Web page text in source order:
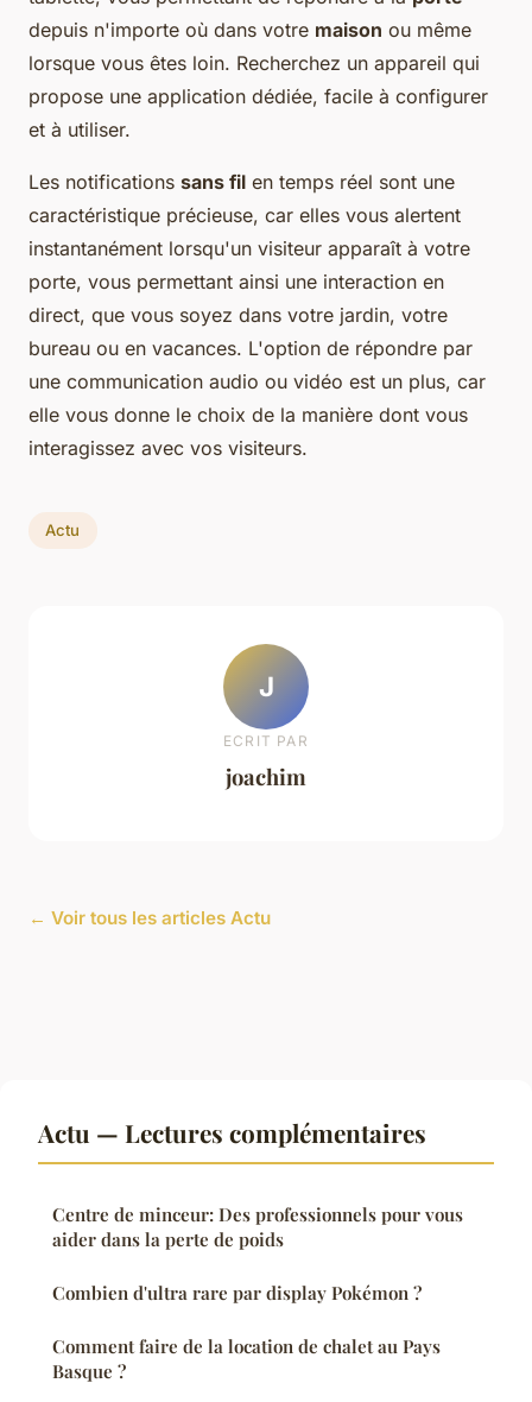
depuis n'importe où dans votre maison ou même
lorsque vous êtes loin. Recherchez un appareil qui
propose une application dédiée, facile à configurer
et à utiliser.
Les notifications sans fil en temps réel sont une
caractéristique précieuse, car elles vous alertent
instantanément lorsqu'un visiteur apparaît à votre
porte, vous permettant ainsi une interaction en
direct, que vous soyez dans votre jardin, votre
bureau ou en vacances. L'option de répondre par
une communication audio ou vidéo est un plus, car
elle vous donne le choix de la manière dont vous
interagissez avec vos visiteurs.
Actu
J
ECRIT PAR
joachim
← Voir tous les articles Actu
Actu — Lectures complémentaires
Centre de minceur: Des professionnels pour vous
aider dans la perte de poids
Combien d'ultra rare par display Pokémon ?
Comment faire de la location de chalet au Pays
Basque ?